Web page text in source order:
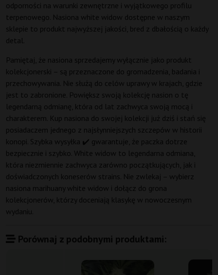
odporności na warunki zewnętrzne i wyjątkowego profilu
terpenowego. Nasiona white widow dostępne w naszym
sklepie to produkt najwyższej jakości, bred z dbałością o każdy
detal.
Pamiętaj, że nasiona sprzedajemy wyłącznie jako produkt
kolekcjonerski – są przeznaczone do gromadzenia, badania i
przechowywania. Nie służą do celów uprawy w krajach, gdzie
jest to zabronione. Powiększ swoją kolekcję nasion o tę
legendarną odmianę, która od lat zachwyca swoją mocą i
charakterem. Kup nasiona do swojej kolekcji już dziś i stań się
posiadaczem jednego z najsłynniejszych szczepów w historii
konopi. Szybka wysyłka ✔️ gwarantuje, że paczka dotrze
bezpiecznie i szybko. White widow to legendarna odmiana,
która niezmiennie zachwyca zarówno początkujących, jak i
doświadczonych koneserów strains. Nie zwlekaj – wybierz
nasiona marihuany white widow i dołącz do grona
kolekcjonerów, którzy doceniają klasykę w nowoczesnym
wydaniu.
Porównaj z podobnymi produktami: